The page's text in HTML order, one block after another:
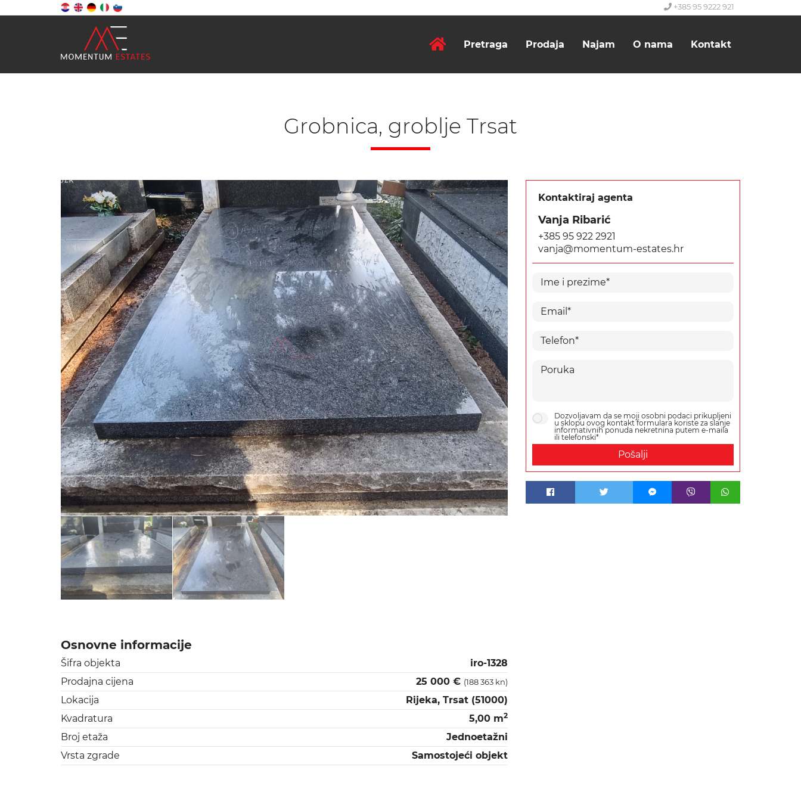
+385 95 9222 921
Pretraga Prodaja Najam O nama Kontakt
Grobnica, groblje Trsat
Osnovne informacije
Šifra objekta
iro-1328
Prodajna cijena
25 000 € (188 363 kn)
Lokacija
Rijeka, Trsat (51000)
Kvadratura
5,00 m2
Broj etaža
Jednoetažni
Vrsta zgrade
Samostojeći objekt
Kontaktiraj agenta
Vanja Ribarić
+385 95 922 2921
vanja@momentum-estates.hr
Dozvoljavam da se moji osobni podaci prikupljeni
u sklopu ovog kontakt formulara koriste za slanje
informativnih ponuda nekretnina putem e-maila
ili telefonski*
Pošalji